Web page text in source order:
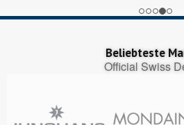
Beliebteste
Official Swiss